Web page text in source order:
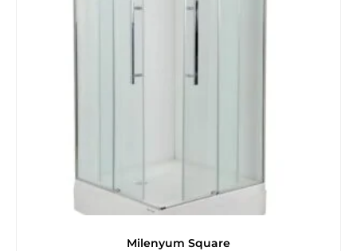
Milenyum Square